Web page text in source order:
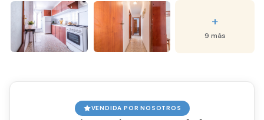
+
9 más
VENDIDA POR NOSOTROS